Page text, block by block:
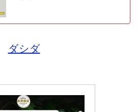
ダシダ